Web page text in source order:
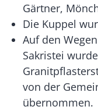
Gärtner,
Die Kuppel
Auf den
Sakristei
von der
übernommen.